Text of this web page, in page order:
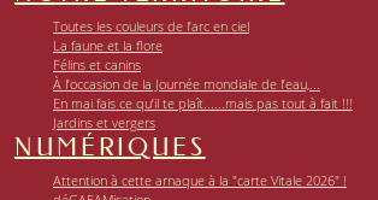
Toutes les couleurs de l’arc en ciel
La faune et la flore
Félins et canins
À l’occasion de la Journée mondiale de l’eau,...
En mai fais ce qu’il te plaît......mais pas tout à fait !!!
Jardins et vergers
NUMÉRIQUES
Attention à cette arnaque à la "carte Vitale 2026" !